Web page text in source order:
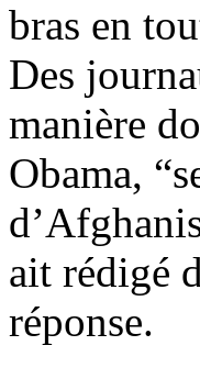
bras en
Des
manière
Obama,
ait rédigé
réponse.